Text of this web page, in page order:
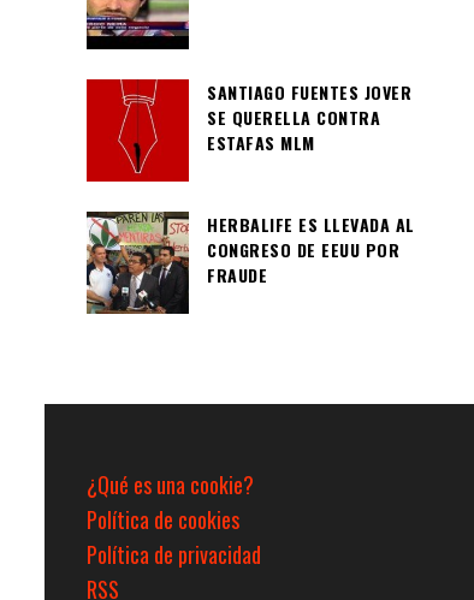
SANTIAGO FUENTES JOVER
SE QUERELLA CONTRA
ESTAFAS MLM
HERBALIFE ES LLEVADA AL
CONGRESO DE EEUU POR
FRAUDE
¿Qué es una cookie?
Política de cookies
Política de privacidad
RSS